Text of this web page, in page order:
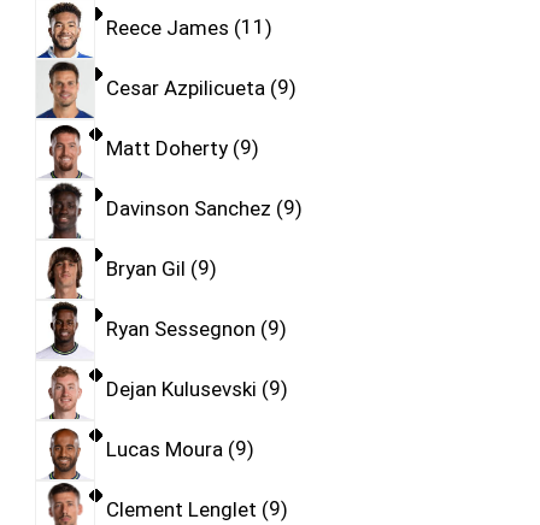
Reece James 11
Cesar Azpilicueta 9
Matt Doherty 9
Davinson Sanchez 9
Bryan Gil 9
Ryan Sessegnon 9
Dejan Kulusevski 9
Lucas Moura 9
Clement Lenglet 9